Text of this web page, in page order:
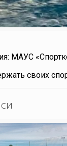
МАУС
своих